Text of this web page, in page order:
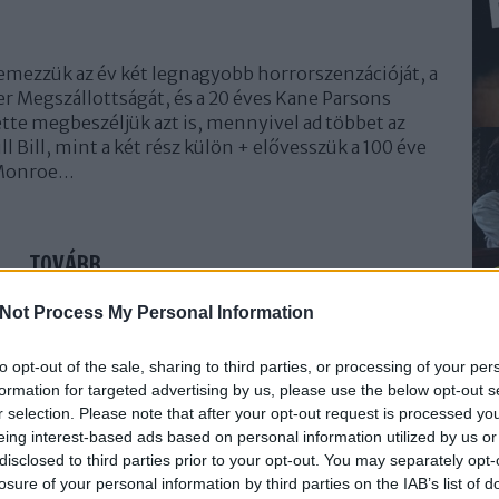
Process My Personal Information
opt-out of the sale, sharing to third parties, or processing of your
for targeted advertising by us, please use the below opt-out
selection. Please note that after your opt-out request is processed
interest-based ads based on personal information utilized by us
to third parties prior to your opt-out. You may separately
of your personal information by third parties on the IAB’s list of
az év két legnagyobb horrorszenzációját, a
Megszállottságát, és a 20 éves Kane Parsons
megbeszéljük azt is, mennyivel ad többet az
Bill, mint a két rész külön + elővesszük a 100 éve
TOVÁBB
új marilyn monroe tarantino kill bill friss hús filmvilág
podcast
félünk